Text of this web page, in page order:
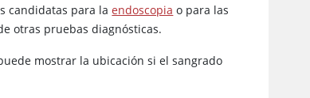
candidatas para laendoscopia o para las
otras pruebas diagnósticas.
mostrar la ubicación si el sangrado